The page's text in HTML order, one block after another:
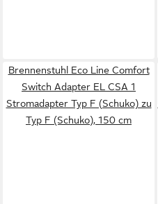
Brennenstuhl Eco Line Comfort
Switch Adapter EL CSA 1
Stromadapter Typ F (Schuko) zu
Typ F (Schuko), 150 cm